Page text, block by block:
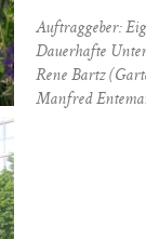
Auftraggeber:
Dauerhafte
Rene Bartz
Manfred